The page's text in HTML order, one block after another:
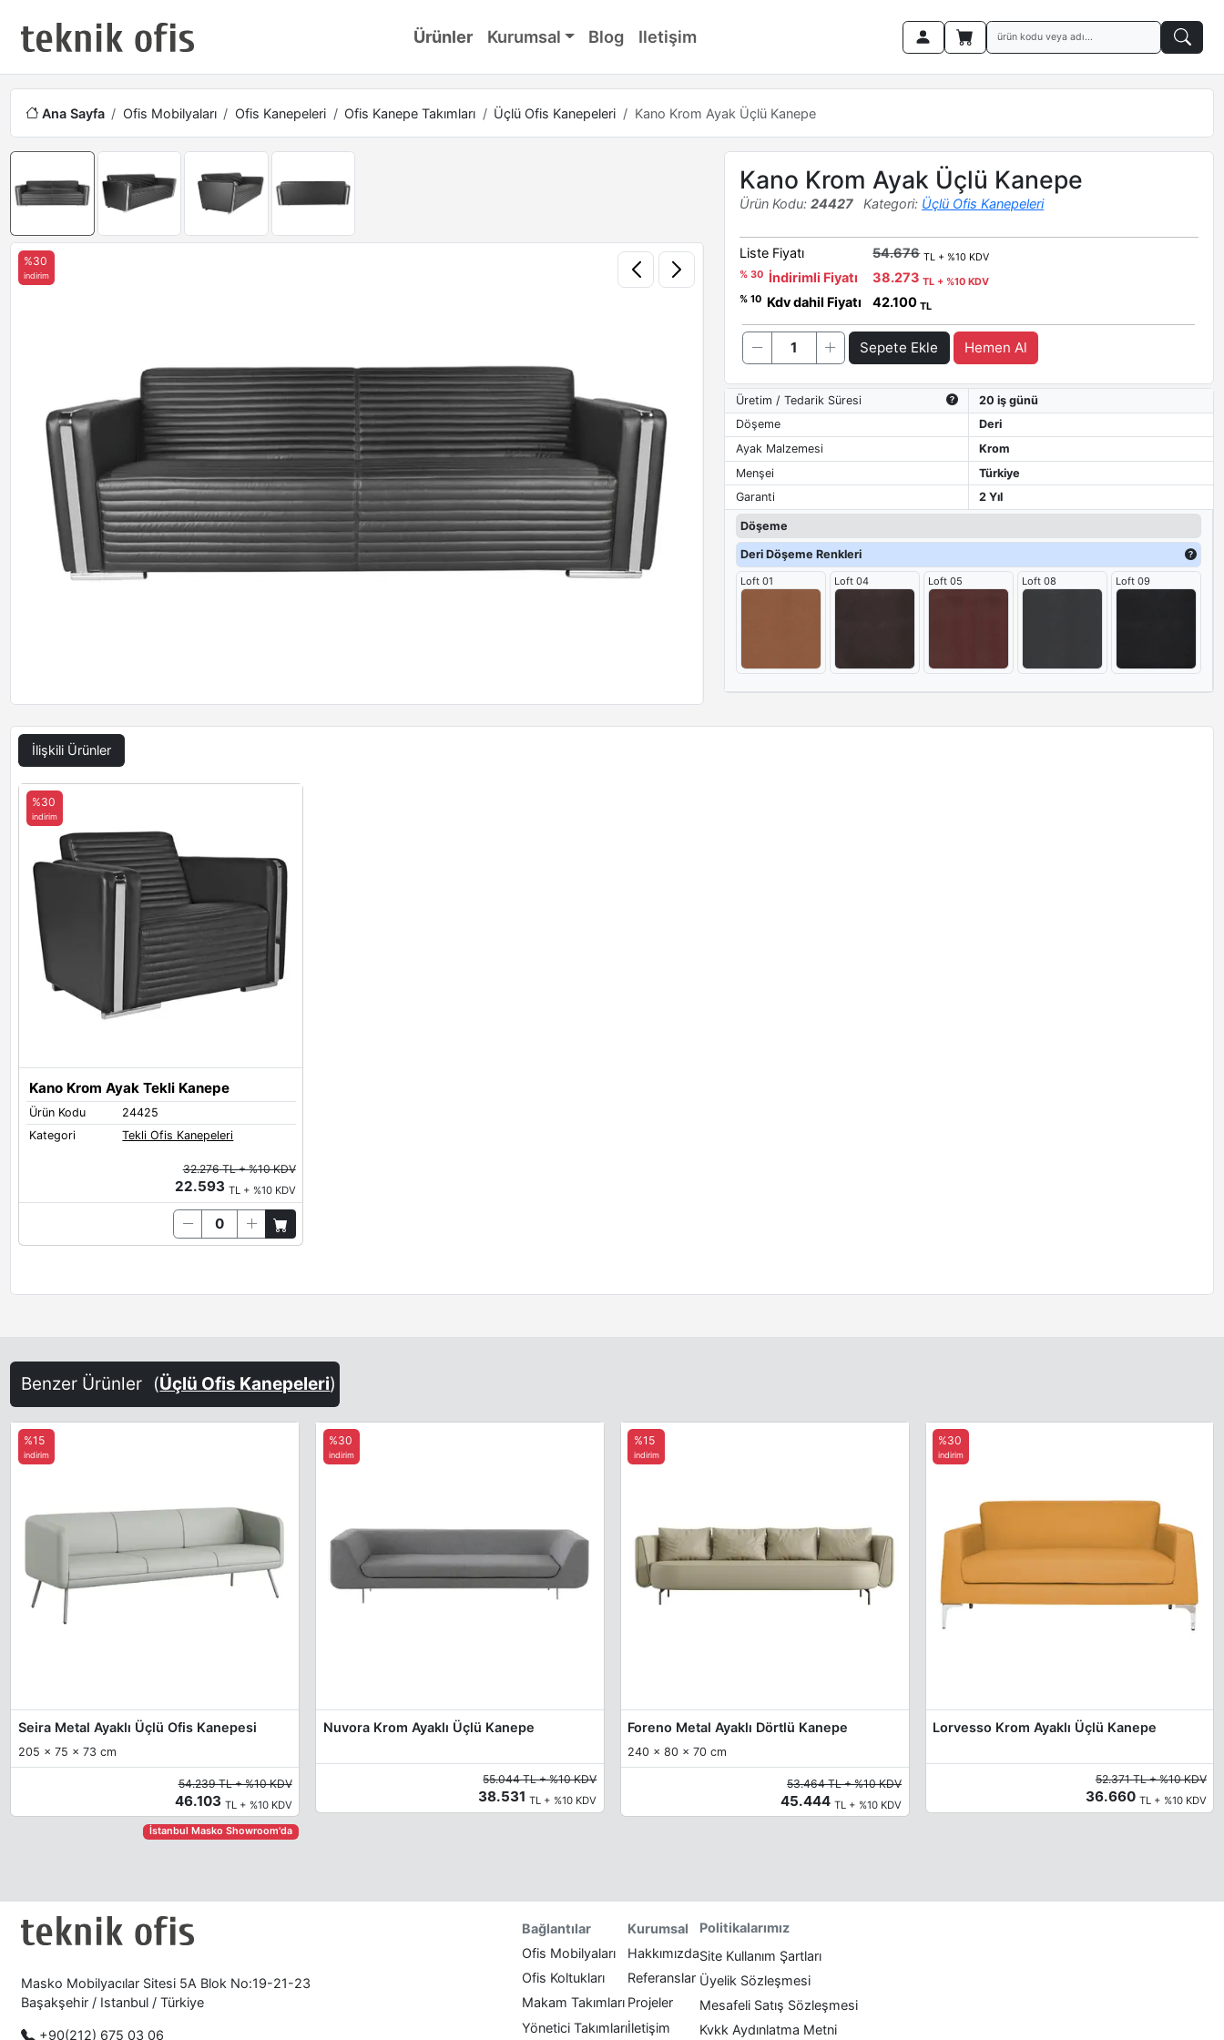
Ürünler Kurumsal Blog Iletişim
Ana Sayfa Ofis Mobilyaları Ofis Kanepeleri Ofis Kanepe Takımları Üçlü Ofis Kanepeleri Kano Krom Ayak Üçlü Kanepe
%30
indirim
Kano Krom Ayak Üçlü Kanepe
Ürün Kodu: 24427 Kategori: Üçlü Ofis Kanepeleri
Liste Fiyatı 54.676 TL + %10 KDV
% 30 İndirimli Fiyatı 38.273TL + %10 KDV
% 10 Kdv dahil Fiyatı 42.100TL
Sepete Ekle Hemen Al
Üretim / Tedarik Süresi
20 iş günü
Döşeme
Deri
Ayak Malzemesi
Krom
Menşei
Türkiye
Garanti
2 Yıl
Döşeme
Deri Döşeme Renkleri
Loft 01 Loft 04 Loft 05 Loft 08 Loft 09
İlişkili Ürünler
Kano Krom Ayak Tekli Kanepe
Ürün Kodu
24425
Kategori
Tekli Ofis Kanepeleri
%30
indirim
32.276 TL + %10 KDV
22.593 TL + %10 KDV
Benzer Ürünler (Üçlü Ofis Kanepeleri)
Seira Metal Ayaklı Üçlü Ofis Kanepesi
205 x 75 x 73 cm
%15
indirim
54.239 TL + %10 KDV
46.103 TL + %10 KDV
İstanbul Masko Showroom'da
Nuvora Krom Ayaklı Üçlü Kanepe
%30
indirim
55.044 TL + %10 KDV
38.531TL + %10 KDV
Foreno Metal Ayaklı Dörtlü Kanepe
240 x 80 x 70 cm
%15
indirim
53.464 TL + %10 KDV
45.444TL + %10 KDV
Lorvesso Krom Ayaklı Üçlü Kanepe
%30
indirim
52.371 TL + %10 KDV
36.660 TL + %10 KDV
Masko Mobilyacılar Sitesi 5A Blok No:19-21-23
Başakşehir / Istanbul / Türkiye
+90(212) 675 03 06
Bağlantılar
Ofis Mobilyaları
Ofis Koltukları
Makam Takımları
Yönetici Takımları
Kurumsal
Hakkımızda
Referanslar
Projeler
İletişim
Politikalarımız
Site Kullanım Şartları
Üyelik Sözleşmesi
Mesafeli Satış Sözleşmesi
Kvkk Aydınlatma Metni